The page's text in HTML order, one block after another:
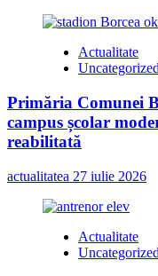
Actualitate
Uncategorized
Primăria Comunei
campus școlar
reabilitată
actualitatea 27 iulie 2026
Actualitate
Uncategorized